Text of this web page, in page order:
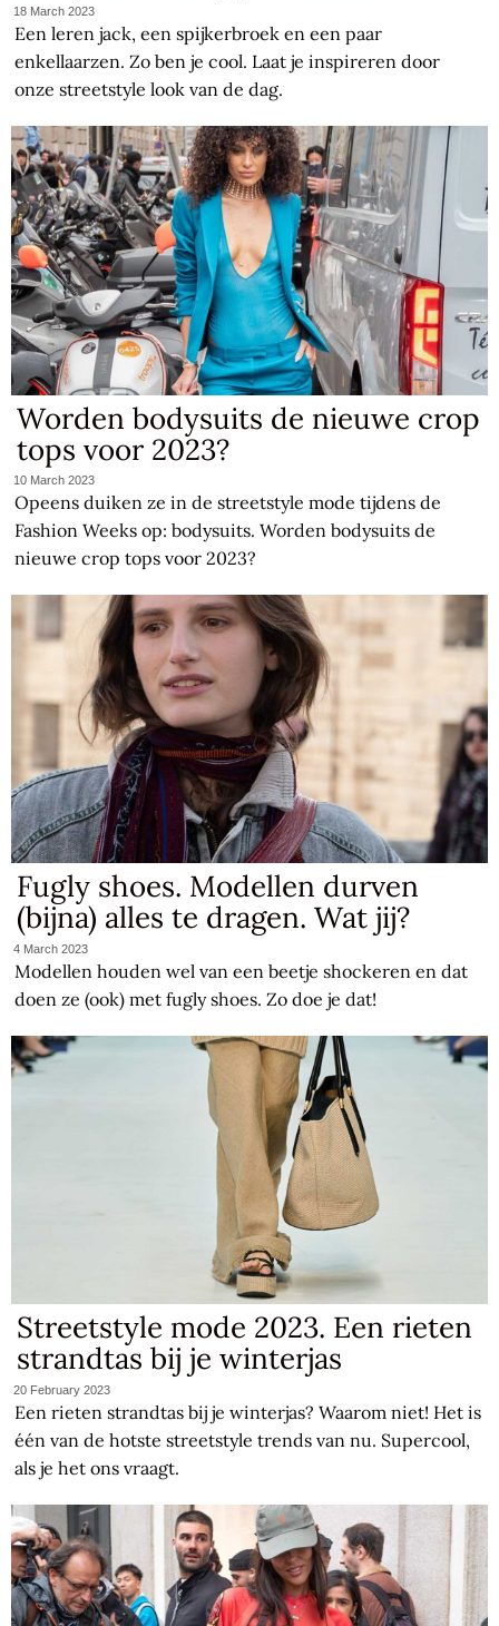
18 March 2023
Een leren jack, een spijkerbroek en een paar
enkellaarzen. Zo ben je cool. Laat je inspireren door
onze streetstyle look van de dag.
Worden bodysuits de nieuwe crop
tops voor 2023?
10 March 2023
Opeens duiken ze in de streetstyle mode tijdens de
Fashion Weeks op: bodysuits. Worden bodysuits de
nieuwe crop tops voor 2023?
Fugly shoes. Modellen durven
(bijna) alles te dragen. Wat jij?
4 March 2023
Modellen houden wel van een beetje shockeren en dat
doen ze (ook) met fugly shoes. Zo doe je dat!
Streetstyle mode 2023. Een rieten
strandtas bij je winterjas
20 February 2023
Een rieten strandtas bij je winterjas? Waarom niet! Het is
één van de hotste streetstyle trends van nu. Supercool,
als je het ons vraagt.